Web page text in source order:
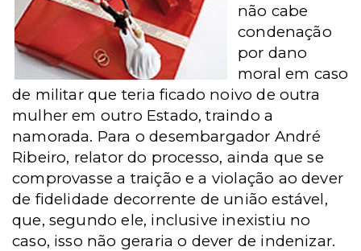
não cabe
condenação
por dano
moral em caso
de militar que teria ficado noivo de outra
mulher em outro Estado, traindo a
namorada. Para o desembargador André
Ribeiro, relator do processo, ainda que se
comprovasse a traição e a violação ao dever
de fidelidade decorrente de união estável,
que, segundo ele, inclusive inexistiu no
caso, isso não geraria o dever de indenizar.